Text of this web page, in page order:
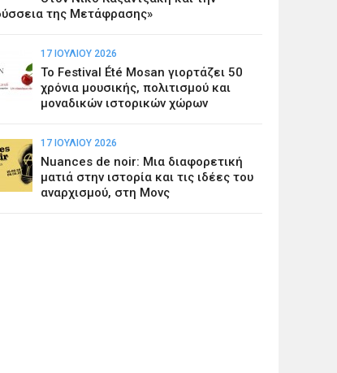
της Μετάφρασης»
17 ΙΟΥΛΊΟΥ 2026
Το Festival Été Mosan γιορτάζει 50
χρόνια μουσικής, πολιτισμού και
μοναδικών ιστορικών χώρων
17 ΙΟΥΛΊΟΥ 2026
Nuances de noir: Μια διαφορετική
ματιά στην ιστορία και τις ιδέες του
αναρχισμού, στη Μονς